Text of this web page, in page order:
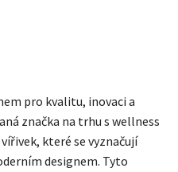
pro kvalitu, inovaci a
značka na trhu s wellness
které se vyznačují
designem. Tyto